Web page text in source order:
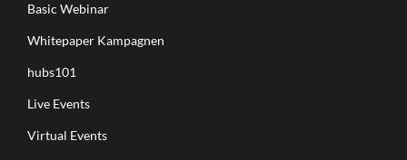
Basic Webinar
Whitepaper Kampagnen
hubs101
Live Events
Virtual Events